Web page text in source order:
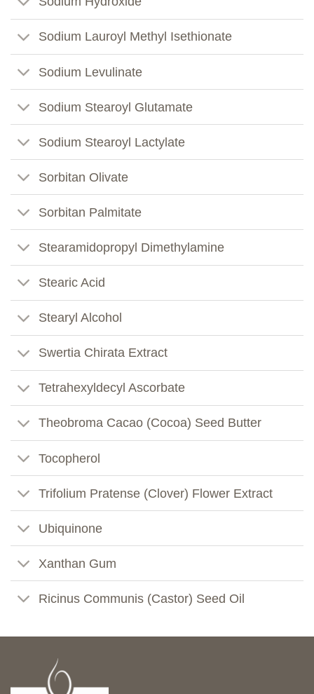
Sodium Lauroyl Methyl Isethionate
Sodium Levulinate
Sodium Stearoyl Glutamate
Sodium Stearoyl Lactylate
Sorbitan Olivate
Sorbitan Palmitate
Stearamidopropyl Dimethylamine
Stearic Acid
Stearyl Alcohol
Swertia Chirata Extract
Tetrahexyldecyl Ascorbate
Theobroma Cacao (Cocoa) Seed Butter
Tocopherol
Trifolium Pratense (Clover) Flower Extract
Ubiquinone
Xanthan Gum
Ricinus Communis (Castor) Seed Oil